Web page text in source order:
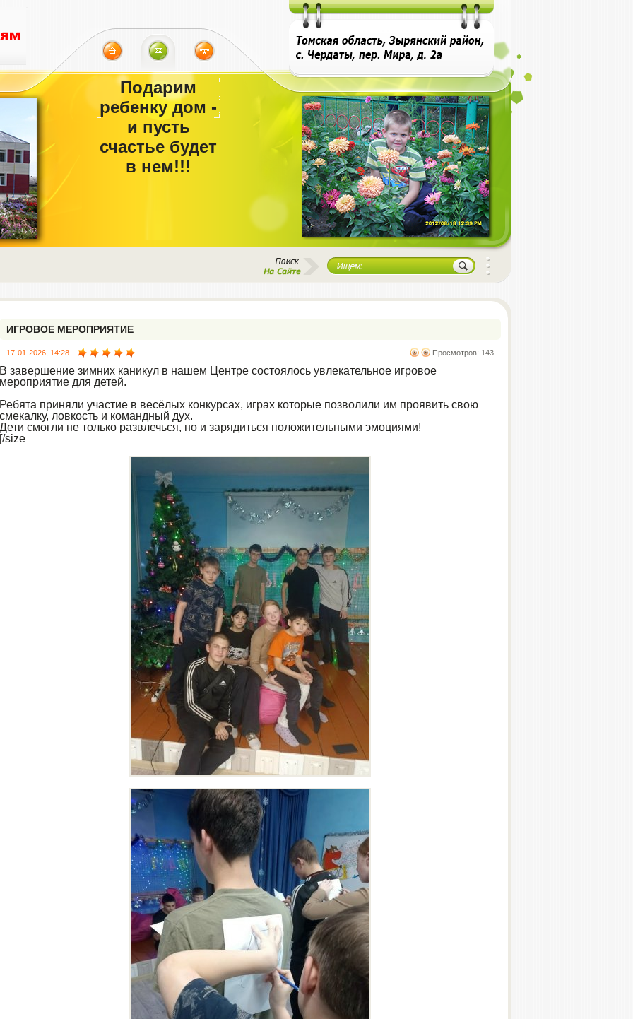
Подарим
ребенку дом -
и пусть
счастье будет
в нем!!!
ИГРОВОЕ МЕРОПРИЯТИЕ
17-01-2026, 14:28 Просмотров: 143
В завершение зимних каникул в нашем Центре состоялось увлекательное игровое
мероприятие для детей.
Ребята приняли участие в весёлых конкурсах, играх которые позволили им проявить свою
смекалку, ловкость и командный дух.
Дети смогли не только развлечься, но и зарядиться положительными эмоциями!
[/size